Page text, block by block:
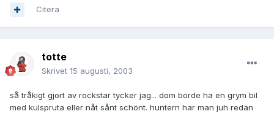
Citera
totte
Skrivet 15 augusti, 2003
så tråkigt gjort av rockstar tycker jag... dom borde ha en grym bil
med kulspruta eller nåt sånt schönt. huntern har man juh redan